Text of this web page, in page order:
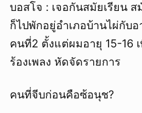
บอสโจ : เจอกันสมัยเรียน
ก็ไปพักอยู่อำเภอบ้านไผ่กับ
คนที่2 ตั้งแต่ผมอายุ 15-16
ร้องเพลง หัดจัดรายการ
คนที่จีบก่อนคือซ้อนุช?